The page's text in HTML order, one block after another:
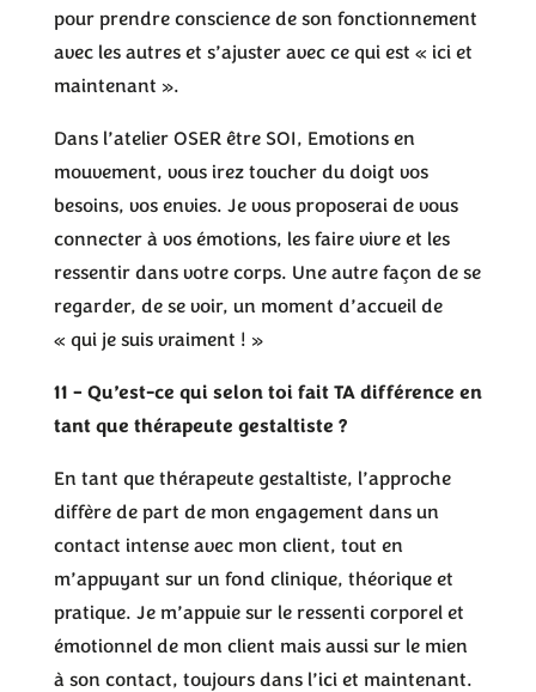
pour prendre conscience de son fonctionnement
avec les autres et s’ajuster avec ce qui est « ici et
maintenant ».
Dans l’atelier OSER être SOI, Emotions en
mouvement, vous irez toucher du doigt vos
besoins, vos envies. Je vous proposerai de vous
connecter à vos émotions, les faire vivre et les
ressentir dans votre corps. Une autre façon de se
regarder, de se voir, un moment d’accueil de
« qui je suis vraiment ! »
11 – Qu’est-ce qui selon toi fait TA différence en
tant que thérapeute gestaltiste ?
En tant que thérapeute gestaltiste, l’approche
diffère de part de mon engagement dans un
contact intense avec mon client, tout en
m’appuyant sur un fond clinique, théorique et
pratique. Je m’appuie sur le ressenti corporel et
émotionnel de mon client mais aussi sur le mien
à son contact, toujours dans l’ici et maintenant.